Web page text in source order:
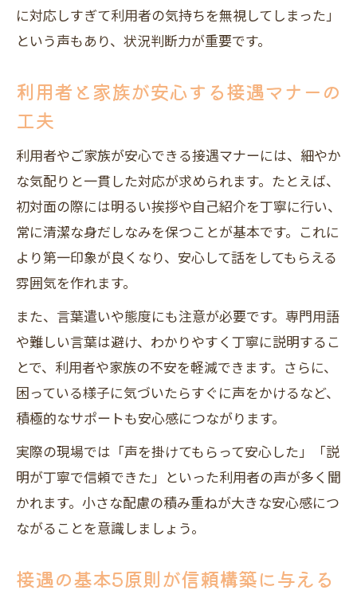
に対応しすぎて利用者の気持ちを無視してしまった」
という声もあり、状況判断力が重要です。
利用者と家族が安心する接遇マナーの
工夫
利用者やご家族が安心できる接遇マナーには、細やか
な気配りと一貫した対応が求められます。たとえば、
初対面の際には明るい挨拶や自己紹介を丁寧に行い、
常に清潔な身だしなみを保つことが基本です。これに
より第一印象が良くなり、安心して話をしてもらえる
雰囲気を作れます。
また、言葉遣いや態度にも注意が必要です。専門用語
や難しい言葉は避け、わかりやすく丁寧に説明するこ
とで、利用者や家族の不安を軽減できます。さらに、
困っている様子に気づいたらすぐに声をかけるなど、
積極的なサポートも安心感につながります。
実際の現場では「声を掛けてもらって安心した」「説
明が丁寧で信頼できた」といった利用者の声が多く聞
かれます。小さな配慮の積み重ねが大きな安心感につ
ながることを意識しましょう。
接遇の基本5原則が信頼構築に与える